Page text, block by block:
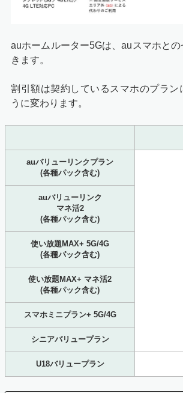
auホームルーター5Gは、auスマホと
きます。
割引額は契約しているスマホのプラン
うに変わります。
auバリューリンクプラン
(各種パック含む)
auバリューリンク
マネ活2
(各種パック含む)
使い放題MAX+ 5G/4G
(各種パック含む)
使い放題MAX+ マネ活2
(各種パック含む)
スマホミニプラン+ 5G/4G
シニアバリュープラン
U18バリュープラン